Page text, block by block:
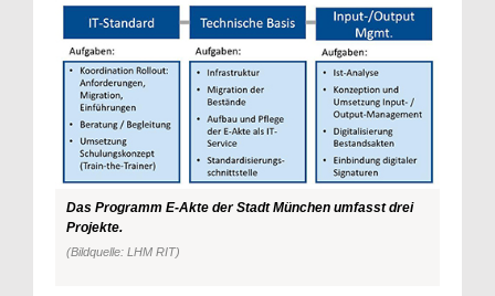
Das Programm E-Akte der Stadt München umfasst drei
Projekte.
(Bildquelle: LHM RIT)